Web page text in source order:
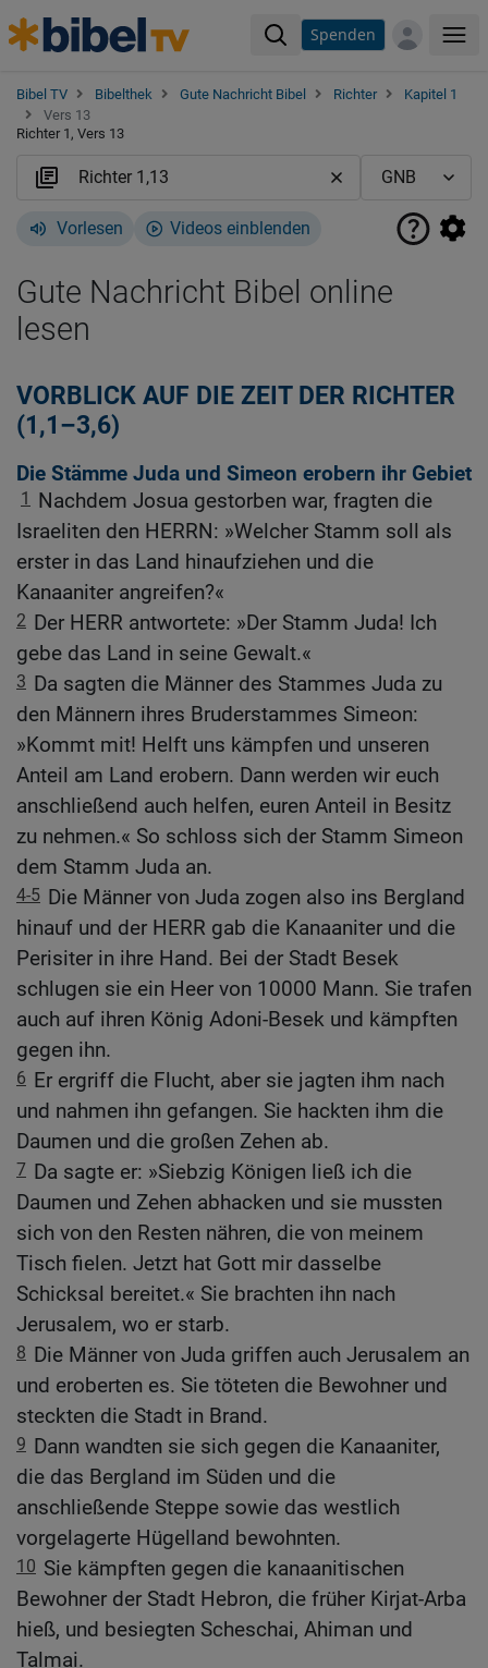
Spenden
Bibel TV Bibelthek Gute Nachricht Bibel Richter
Kapitel 1
Vers 13
Richter 1, Vers 13
Vorlesen Videos einblenden
Gute Nachricht Bibel online
lesen
VORBLICK AUF DIE ZEIT DER RICHTER
(1,1–3,6)
Die Stämme Juda und Simeon erobern ihr Gebiet
1
Nachdem Josua gestorben war, fragten die
Israeliten den HERRN: »Welcher Stamm soll als
erster in das Land hinaufziehen und die
Kanaaniter angreifen?«
2 Der HERR antwortete: »Der Stamm Juda! Ich
gebe das Land in seine Gewalt.«
3 Da sagten die Männer des Stammes Juda zu
den Männern ihres Bruderstammes Simeon:
»Kommt mit! Helft uns kämpfen und unseren
Anteil am Land erobern. Dann werden wir euch
anschließend auch helfen, euren Anteil in Besitz
zu nehmen.« So schloss sich der Stamm Simeon
dem Stamm Juda an.
4-5 Die Männer von Juda zogen also ins Bergland
hinauf und der HERR gab die Kanaaniter und die
Perisiter in ihre Hand. Bei der Stadt Besek
schlugen sie ein Heer von 10000 Mann. Sie trafen
auch auf ihren König Adoni-Besek und kämpften
gegen ihn.
6 Er ergriff die Flucht, aber sie jagten ihm nach
und nahmen ihn gefangen. Sie hackten ihm die
Daumen und die großen Zehen ab.
7 Da sagte er: »Siebzig Königen ließ ich die
Daumen und Zehen abhacken und sie mussten
sich von den Resten nähren, die von meinem
Tisch fielen. Jetzt hat Gott mir dasselbe
Schicksal bereitet.« Sie brachten ihn nach
Jerusalem, wo er starb.
8 Die Männer von Juda griffen auch Jerusalem an
und eroberten es. Sie töteten die Bewohner und
steckten die Stadt in Brand.
9 Dann wandten sie sich gegen die Kanaaniter,
die das Bergland im Süden und die
anschließende Steppe sowie das westlich
vorgelagerte Hügelland bewohnten.
10 Sie kämpften gegen die kanaanitischen
Bewohner der Stadt Hebron, die früher Kirjat-Arba
hieß, und besiegten Scheschai, Ahiman und
Talmai.